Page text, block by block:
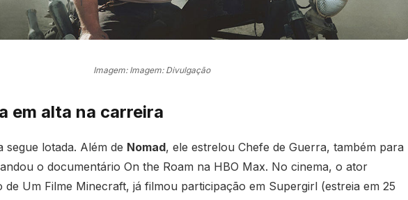
Imagem: Imagem: Divulgação
em alta na carreira
segue lotada. Além de Nomad, ele estrelou Chefe de Guerra, também para
o documentário On the Roam na HBO Max. No cinema, o ator
de Um Filme Minecraft, já filmou participação em Supergirl (estreia em 25